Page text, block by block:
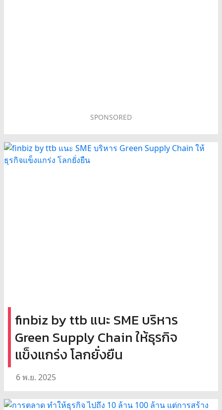
SPONSORED
finbiz by ttb แนะ SME บริหาร
Green Supply Chain ให้ธุรกิจ
แข็งแกร่ง โลกยั่งยืน
6 พ.ย. 2025